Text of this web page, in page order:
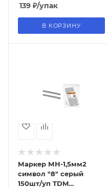
139 ₽/упак
В КОРЗИНУ
Маркер МН-1,5мм2
символ "8" серый
150шт/уп TDM